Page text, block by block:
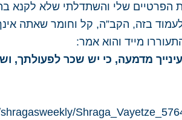
הפרטיים שלי והשתדלתי שלא לקנא
בזה, הקב”ה, קל וחומר שאתה
מייד והוא אמר:
מדמעה, כי יש שכר לפעולת​​ך,